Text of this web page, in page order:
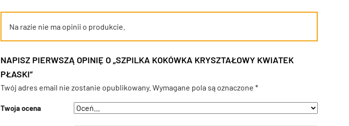
Na razie nie ma opinii o produkcie.
NAPISZ PIERWSZĄ OPINIĘ O „SZPILKA KOKÓWKA KRYSZTAŁOWY KWIATEK
PŁASKI”
Twój adres email nie zostanie opublikowany. Wymagane pola są oznaczone *
Twoja ocena